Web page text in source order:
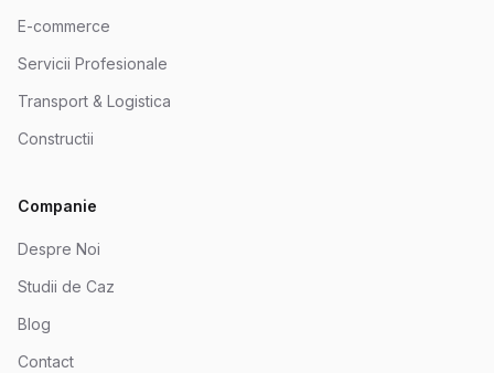
E-commerce
Servicii Profesionale
Transport & Logistica
Constructii
Companie
Despre Noi
Studii de Caz
Blog
Contact